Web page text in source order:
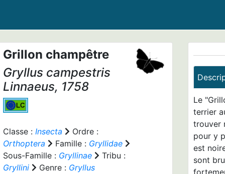
Grillon champêtre
Gryllus campestris
Linnaeus, 1758
Classe : Insecta
Ordre :
Orthoptera
Famille : Gryllidae
Sous-Famille : Gryllinae
Tribu :
Gryllini
Genre : Gryllus
Le
terrier
trouver
pour y
est
sont